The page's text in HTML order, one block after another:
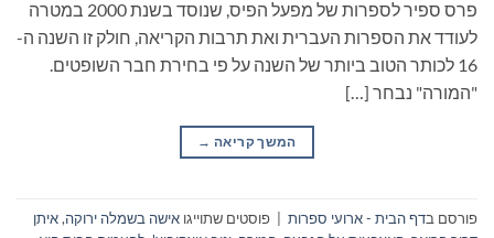
פרס ספיר לספרות של מפעל הפיס, שנוסד בשנת 2000 במטרה
לעודד את הספרות העברית ואת תרבות הקריאה, חולק זו השנה ה-
16 לכותר הטוב ביותר של השנה על פי בחירת חבר השופטים.
"המורה" נבחר […]
המשך קריאה →
פורסם בדף הבית - ארועי ספרות פוסטים שתוייגו אישה בשמלה ירוקה,איתן